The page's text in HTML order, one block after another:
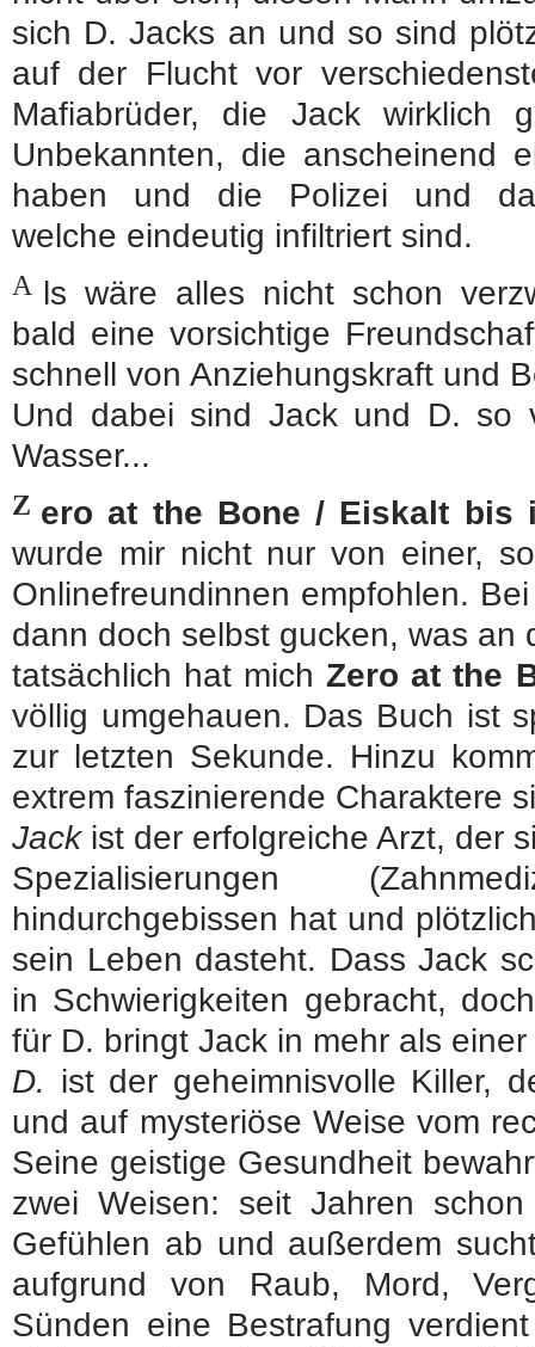
sich D. Jacks an und so sind
auf der Flucht vor
Mafiabrüder, die Jack wirklich
Unbekannten, die anscheinend
haben und die Polizei und
welche eindeutig infiltriert sind.
A ls wäre alles nicht schon
bald eine vorsichtige
schnell von Anziehungskraft und
Und dabei sind Jack und D. so
Wasser...
Z ero at the Bone / Eiskalt bis
wurde mir nicht nur von einer,
Onlinefreundinnen empfohlen.
dann doch selbst gucken, was an
tatsächlich hat michZero at the
völlig umgehauen. Das Buch ist
zur letzten Sekunde. Hinzu
extrem faszinierende Charaktere
Jackist der erfolgreiche Arzt, der
Spezialisierungen
hindurchgebissen hat und
sein Leben dasteht. Dass Jack
in Schwierigkeiten gebracht,
für D. bringt Jack in mehr als
D. ist der geheimnisvolle Killer,
und auf mysteriöse Weise vom
Seine geistige Gesundheit
zwei Weisen: seit Jahren
Gefühlen ab und außerdem
aufgrund von Raub, Mord,
Sünden eine Bestrafung